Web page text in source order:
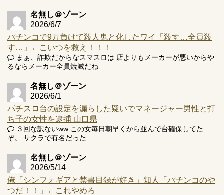
井の軽い絆？
Powered by livedoor 相互RSS
名無し＠ゾーン
2026/6/7
パチンコで9万負けて殺人鬼と化したワイ「殺す…全員殺
す…」←こいつを救え！！！
まぁ、詐欺だからなスマスロは 店よりもメーカーが悪いからや
るならメーカー全員焼滅だね
名無し＠ゾーン
2026/6/1
パチスロ台の設定を漏らした疑いでマネージャー男性と打
ち子の女性を逮捕 山口県
３回な訳ないww この女毎日朝早くから並んで台確保してた
ぞ。 サクラで有名だった
名無し＠ゾーン
2026/5/14
俺「シンフォギアと禁書目録が好き」知人「パチンコのや
つだ！！」←これやめろ